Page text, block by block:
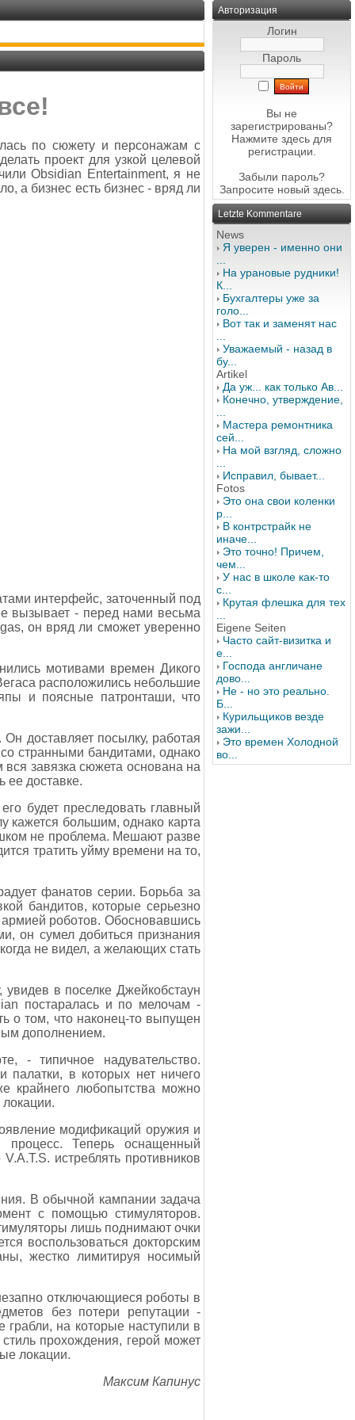
по сюжету и персонажам с
проект для узкой целевой
Obsidian Entertainment, я не
а бизнес есть бизнес - вряд ли
интерфейс, заточенный под
вызывает - перед нами весьма
он вряд ли сможет уверенно
мотивами времен Дикого
расположились небольшие
и поясные патронташи, что
доставляет посылку, работая
странными бандитами, однако
вся завязка сюжета основана на
ее доставке.
будет преследовать главный
кажется большим, однако карта
не проблема. Мешают разве
тратить уйму времени на то,
фанатов серии. Борьба за
бандитов, которые серьезно
роботов. Обосновавшись
он сумел добиться признания
не видел, а желающих стать
в поселке Джейкобстаун
постаралась и по мелочам -
о том, что наконец-то выпущен
дополнением.
- типичное надувательство.
в которых нет ничего
крайнего любопытства можно
модификаций оружия и
процесс. Теперь оснащенный
истреблять противников
В обычной кампании задача
с помощью стимуляторов.
лишь поднимают очки
воспользоваться докторским
жестко лимитируя носимый
отключающиеся роботы в
без потери репутации -
на которые наступили в
прохождения, герой может
локации.
Максим Капинус
Авторизация
Логин
Пароль
Вы не
зарегистрированы?
Нажмите здесь для
регистрации.
Забыли пароль?
Запросите новый здесь.
Letzte Kommentare
News
Я уверен - именно они
На урановые рудники!
К...
Бухгалтеры уже за
голо...
Вот так и заменят нас
Уважаемый - назад в
бу...
Artikel
Да уж... как только Ав...
Конечно, утверждение,
Мастера ремонтника
сей...
На мой взгляд, сложно
Исправил, бывает...
Fotos
Это она свои коленки
р...
В контрстрайк не
иначе...
Это точно! Причем,
чем...
У нас в школе как-то
с...
Крутая флешка для тех
Eigene Seiten
Часто сайт-визитка и
е...
Господа англичане
дово...
Не - но это реально.
Б...
Курильщиков везде
зажи...
Это времен Холодной
во...